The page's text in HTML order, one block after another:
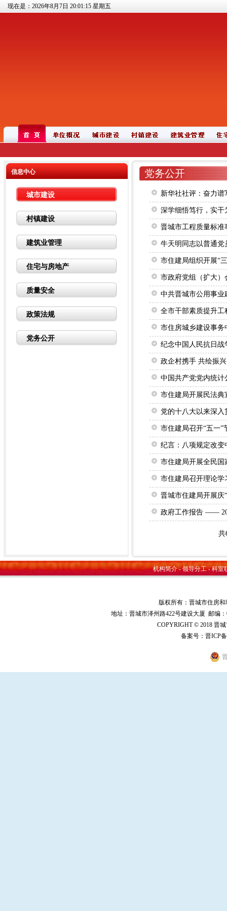
现在是：2026年8月7日 20:01:15 星期五
信息中心
城市建设
村镇建设
建筑业管理
住宅与房地产
质量安全
政策法规
党务公开
党务公开
新华社社评：奋力
深学细悟笃行，实
晋城市工程质量标
牛天明同志以普通党
市住建局组织开展“
市政府党组（扩大
中共晋城市公用事业
全市干部素质提升工
市住房城乡建设事
纪念中国人民抗日战
政企村携手 共绘振
中国共产党党内统计
市住建局开展民法典
党的十八大以来深
市住建局召开“五一”
纪言：八项规定改变
市住建局开展全民
市住建局召开理论
晋城市住建局开展庆
政府工作报告 ——
共
机构简介-领导分工-科室
版权所有：晋城市住房
地址：晋城市泽州路422号建设大厦 邮编：
COPYRIGHT © 2018 晋
备案号： 晋ICP